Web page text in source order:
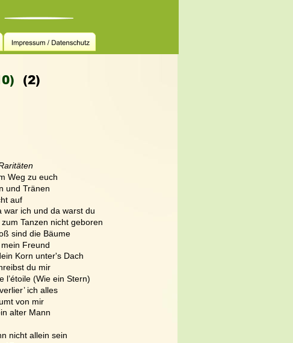
(2)
Weg zu euch
und Tränen
auf
war ich und da warst du
Tanzen nicht geboren
sind die Bäume
Freund
Korn unter's Dach
du mir
l’étoile (Wie ein Stern)
ich alles
von mir
alter Mann
nicht allein sein